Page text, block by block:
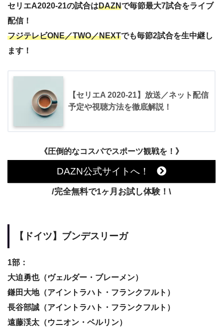
セリエA2020-21の試合はDAZNで毎節最大7試合をライブ
配信！
フジテレビONE／TWO／NEXTでも毎節2試合を生中継し
ます！
【セリエA 2020-21】放送／ネット配信
予定や視聴方法を徹底解説！
《圧倒的なコスパでスポーツ観戦を！》
DAZN公式サイトへ！
/完全無料で1ヶ月お試し体験！\
【ドイツ】ブンデスリーガ
1部：
大迫勇也（ヴェルダー・ブレーメン）
鎌田大地（アイントラハト・フランクフルト）
長谷部誠（アイントラハト・フランクフルト）
遠藤渓太（ウニオン・ベルリン）